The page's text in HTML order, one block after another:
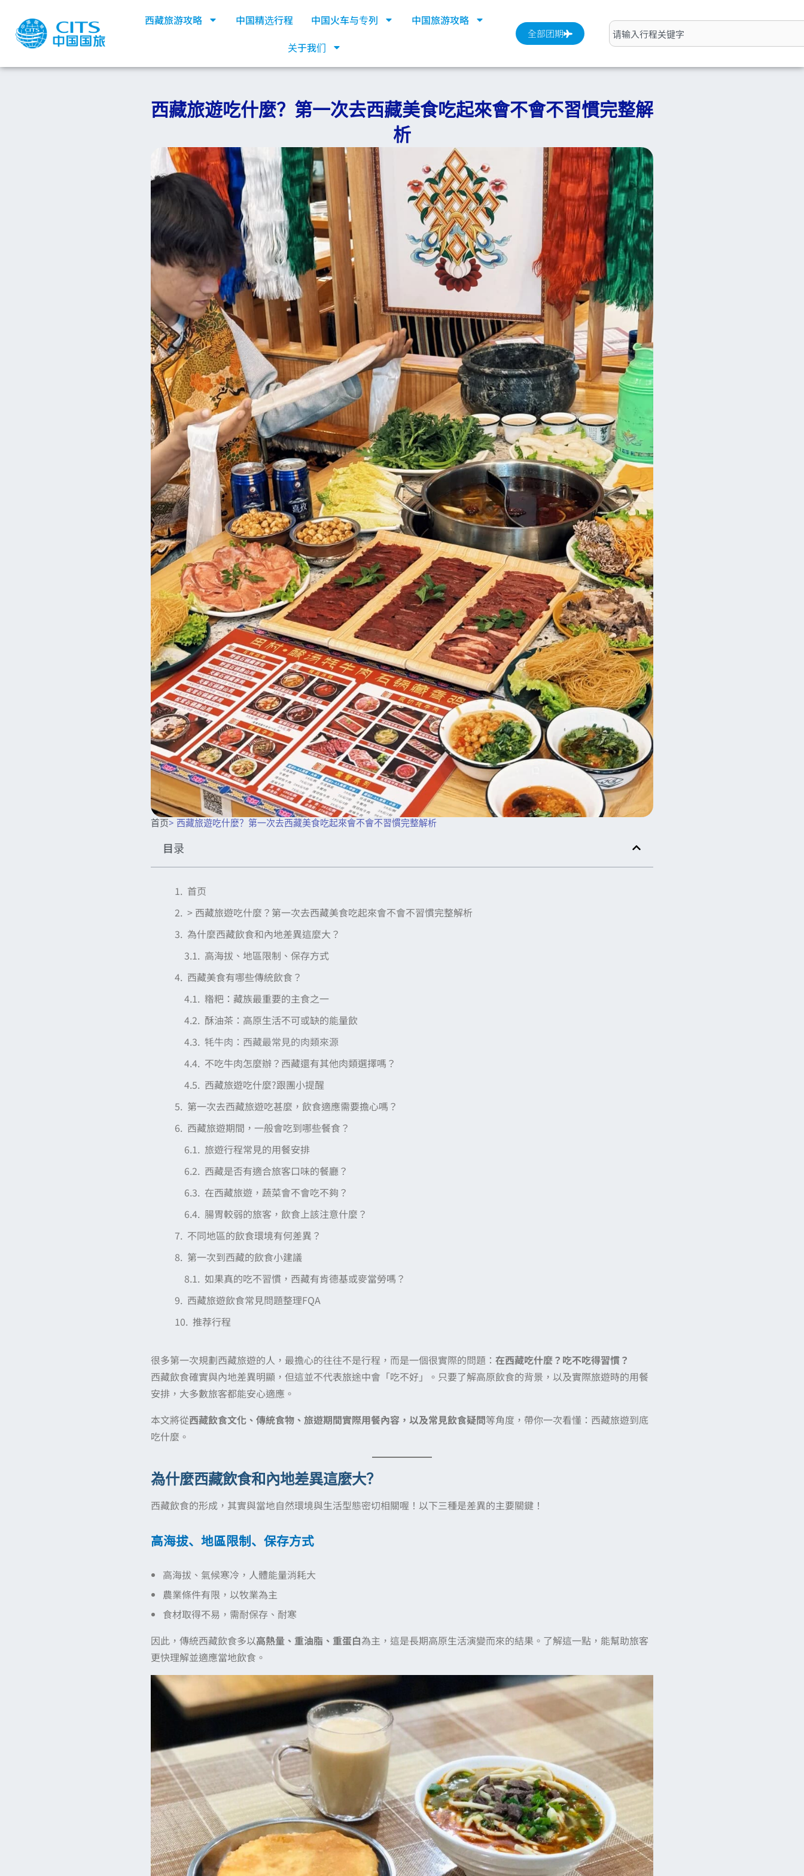
西藏旅游攻略 中国精选行程 中国火车与专列
中国旅游攻略
关于我们
全部团期
搜
索
西藏旅遊吃什麼？第一次去西藏美食吃起來會不會不習慣完整解
析
首页> 西藏旅遊吃什麼？第一次去西藏美食吃起來會不會不習慣完整解析
目录
首页
> 西藏旅遊吃什麼？第一次去西藏美食吃起來會不會不習慣完整解析
為什麼西藏飲食和內地差異這麼大？
高海拔、地區限制、保存方式
西藏美食有哪些傳統飲食？
糌粑：藏族最重要的主食之一
酥油茶：高原生活不可或缺的能量飲
牦牛肉：西藏最常見的肉類來源
不吃牛肉怎麼辦？西藏還有其他肉類選擇嗎？
西藏旅遊吃什麼?跟團小提醒
第一次去西藏旅遊吃甚麼，飲食適應需要擔心嗎？
西藏旅遊期間，一般會吃到哪些餐食？
旅遊行程常見的用餐安排
西藏是否有適合旅客口味的餐廳？
在西藏旅遊，蔬菜會不會吃不夠？
腸胃較弱的旅客，飲食上該注意什麼？
不同地區的飲食環境有何差異？
第一次到西藏的飲食小建議
如果真的吃不習慣，西藏有肯德基或麥當勞嗎？
西藏旅遊飲食常見問題整理FQA
推荐行程
很多第一次規劃西藏旅遊的人，最擔心的往往不是行程，而是一個很實際的問題： 在西藏吃什麼？吃不吃得習慣？
西藏飲食確實與內地差異明顯，但這並不代表旅途中會「吃不好」。只要了解高原飲食的背景，以及實際旅遊時的用餐
安排，大多數旅客都能安心適應。
本文將從西藏飲食文化、傳統食物、旅遊期間實際用餐內容，以及常見飲食疑問等角度，帶你一次看懂：西藏旅遊到底
吃什麼。
為什麼西藏飲食和內地差異這麼大？
西藏飲食的形成，其實與當地自然環境與生活型態密切相關喔！以下三種是差異的主要關鍵！
高海拔、地區限制、保存方式
高海拔、氣候寒冷，人體能量消耗大
農業條件有限，以牧業為主
食材取得不易，需耐保存、耐寒
因此，傳統西藏飲食多以高熱量、重油脂、重蛋白為主，這是長期高原生活演變而來的結果。了解這一點，能幫助旅客
更快理解並適應當地飲食。